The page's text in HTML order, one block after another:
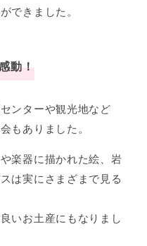
できました。
動！
ンターや観光地など
もありました。
楽器に描かれた絵、岩
は実にさまざまで見る
いお土産にもなりまし